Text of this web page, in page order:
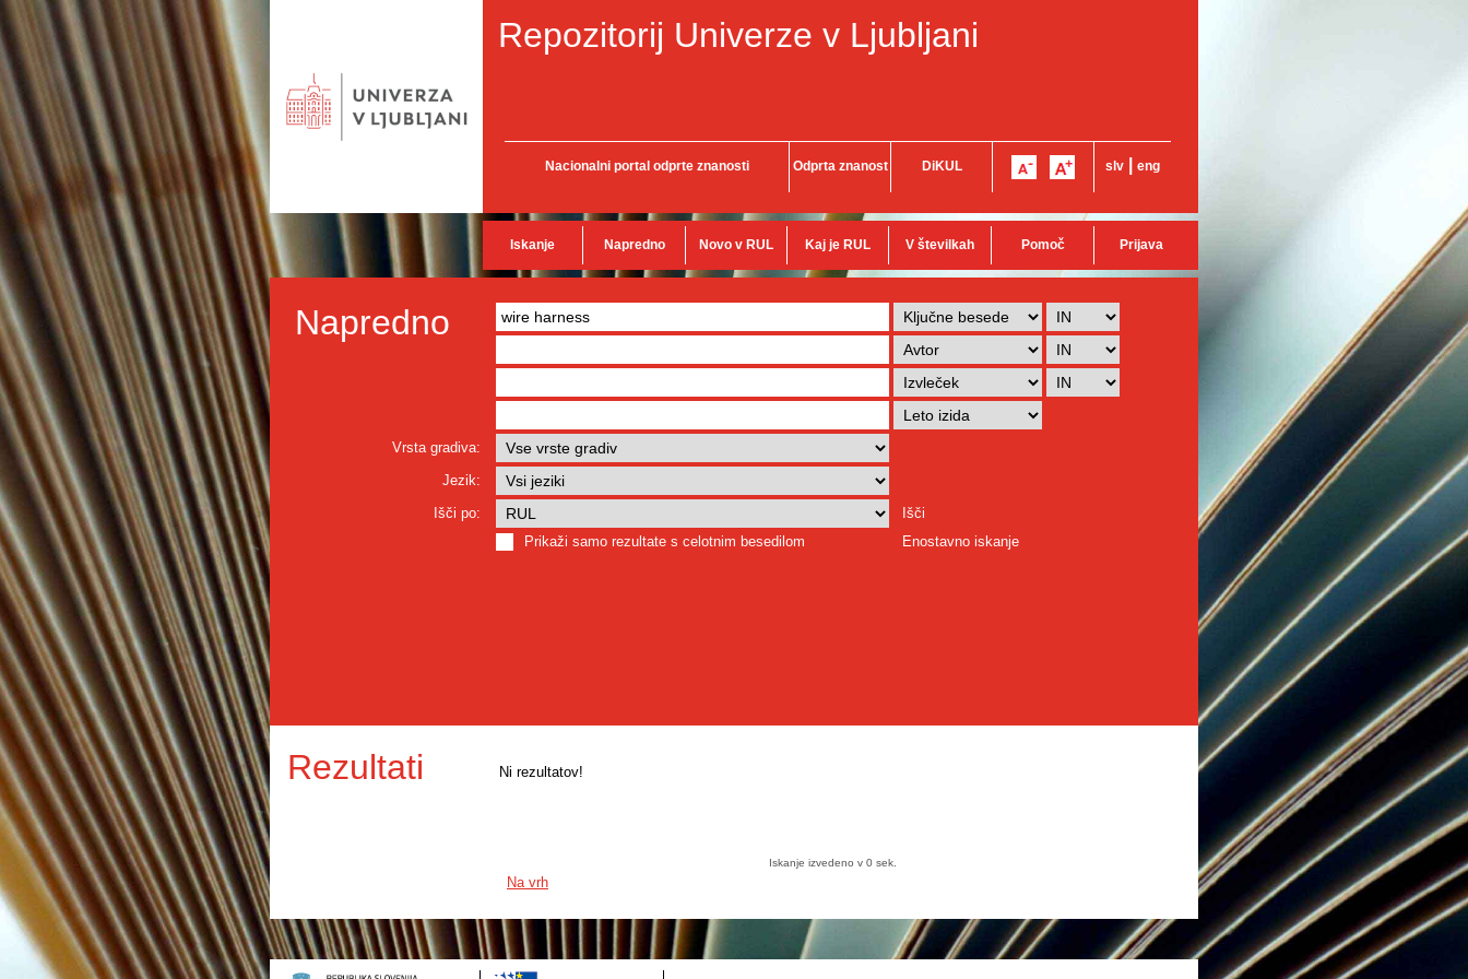
Repozitorij Univerze v Ljubljani
Nacionalni portal odprte znanosti Odprta znanost DiKUL slv eng
Iskanje Napredno Novo v RUL Kaj je RUL V številkah Pomoč Prijava
Napredno
Vrsta gradiva:
Jezik:
Išči po:
Išči
Prikaži samo rezultate s celotnim besedilom
Enostavno iskanje
Rezultati Ni rezultatov!
Iskanje izvedeno v 0 sek.
Na vrh